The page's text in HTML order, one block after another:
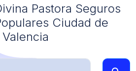
Pastora Seguros
Ciudad de
Valencia